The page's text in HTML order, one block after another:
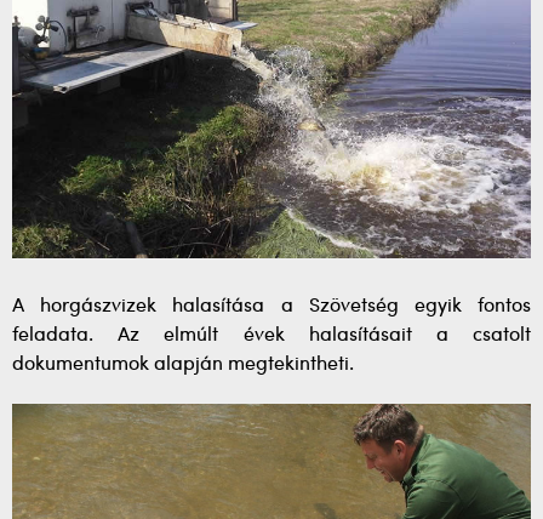
A horgászvizek halasítása a Szövetség egyik fontos
feladata. Az elmúlt évek halasításait a csatolt
dokumentumok alapján megtekintheti.